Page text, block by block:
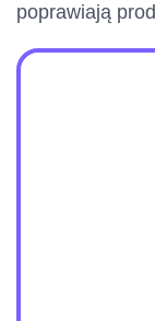
poprawiają